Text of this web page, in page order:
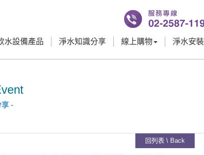
水設備產品 淨水知識分享 線上購物 淨水安
-
回列表 \ Back